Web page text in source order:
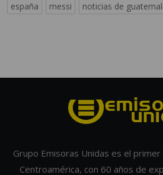
españa
messi noticias de
Grupo Emisoras Unidas es el
Centroamérica, con 60 años de